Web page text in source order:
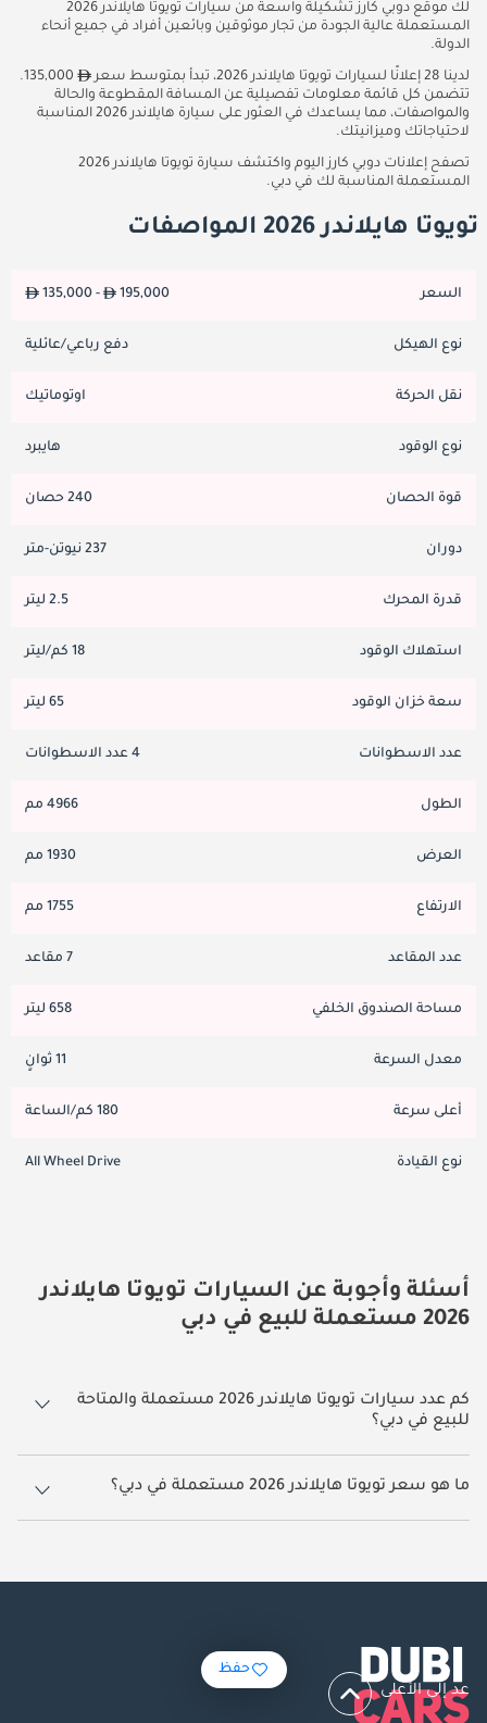
لك موقع دوبي كارز تشكيلة واسعة من سيارات تويوتا هايلاندر 2026
المستعملة عالية الجودة من تجار موثوقين وبائعين أفراد في جميع أنحاء
الدولة.
لدينا 28 إعلانًا لسيارات تويوتا هايلاندر 2026، تبدأ بمتوسط سعر
135,000.
تتضمن كل قائمة معلومات تفصيلية عن المسافة المقطوعة والحالة
والمواصفات، مما يساعدك في العثور على سيارة هايلاندر 2026 المناسبة
لاحتياجاتك وميزانيتك.
تصفح إعلانات دوبي كارز اليوم واكتشف سيارة تويوتا هايلاندر 2026
المستعملة المناسبة لك في دبي.
تويوتا هايلاندر 2026 المواصفات
السعر 135,000 - 195,000
نوع الهيكل دفع رباعي/عائلية
نقل الحركة اوتوماتيك
نوع الوقود هايبرد
قوة الحصان 240 حصان
دوران 237 نيوتن-متر
قدرة المحرك 2.5 ليتر
استهلاك الوقود 18 كم/ليتر
سعة خزان الوقود 65 ليتر
عدد الاسطوانات 4 عدد الاسطوانات
الطول 4966 مم
العرض 1930 مم
الارتفاع 1755 مم
عدد المقاعد 7 مقاعد
مساحة الصندوق الخلفي 658 ليتر
معدل السرعة 11 ثوانٍ
أعلى سرعة 180 كم/الساعة
نوع القيادة All Wheel Drive
أسئلة وأجوبة عن السيارات تويوتا هايلاندر
2026 مستعملة للبيع في دبي
كم عدد سيارات تويوتا هايلاندر 2026 مستعملة والمتاحة
للبيع في دبي؟
28 سيارة تويوتا هايلاندر 2026 مستعملة متوفرة للبيع في دبي.
ما هو سعر تويوتا هايلاندر 2026 مستعملة في دبي؟
يبدأ سعر سيارة تويوتا هايلاندر 2026 مستعملة في دبي 135,000.
حفظ
عد إلى الأعلى